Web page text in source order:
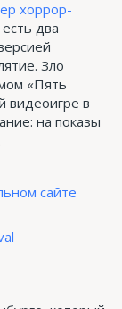
хоррор-
два
Зло
«Пять
видеоигре в
на показы
сайте